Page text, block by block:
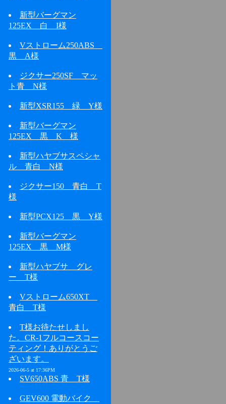
新型バーグマン
125EX 白 I様
Vストローム250ABS
黒 A様
ジクサー250SF マッ
ト青 N様
新型XSR155 緑 Y様
新型バーグマン
125EX 黒 K 様
新型ハヤブサスペシャ
ル 青白 N様
ジクサー150 青白 T
様
新型PCX125 黒 Y様
新型バーグマン
125EX 黒 M様
新型ハヤブサ グレ
ー T様
Vストローム650XT
青白 T様
T様お待たせしまし
た。CR-1フルコースコー
ティング！ありがとうご
ざいます。
2026-06-5 at 17:36PM
SV650ABS 青 T様
GEV600 電動バイク